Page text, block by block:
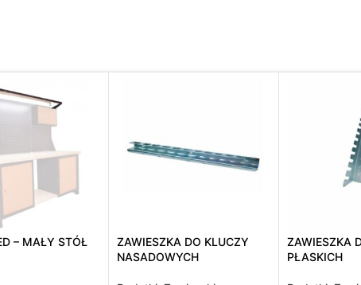
– MAŁY STÓŁ
ZAWIESZKA DO KLUCZY
NASADOWYCH
ZAWIESZKA
PŁASKICH